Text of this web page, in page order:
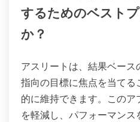
するためのベスト
か？
アスリートは、結果ベース
指向の目標に焦点を当て
的に維持できます。この
を軽減し、パフォーマン